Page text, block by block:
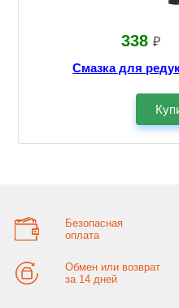
338 ₽
Смазка для
Безопасная
оплата
Обмен или возврат
за 14 дней